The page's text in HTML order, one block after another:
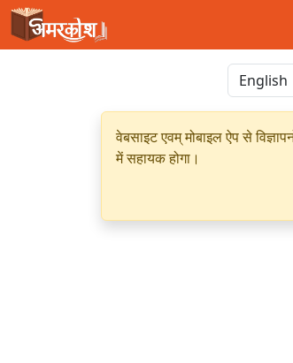
वेबसाइट एवम् मोबाइल ऐप से
में सहायक होगा।